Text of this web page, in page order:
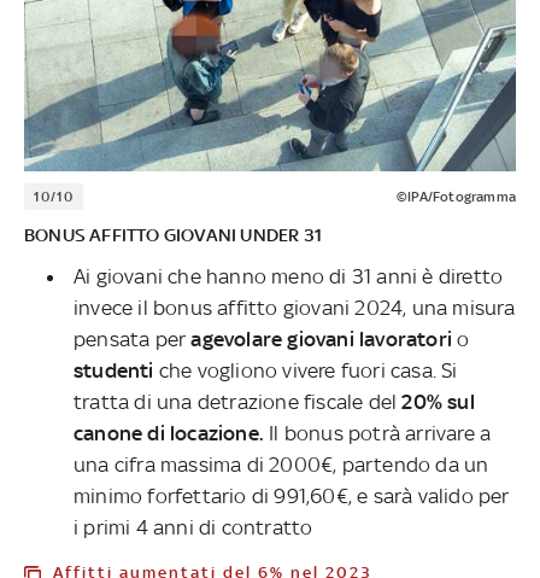
10/10 ©IPA/Fotogramma
BONUS AFFITTO GIOVANI UNDER 31
Ai giovani che hanno meno di 31 anni è diretto
invece il bonus affitto giovani 2024, una misura
pensata peragevolare giovani lavoratorio
studenti che vogliono vivere fuori casa. Si
tratta di una detrazione fiscale del20% sul
canone di locazione. Il bonus potrà arrivare a
una cifra massima di 2000€, partendo da un
minimo forfettario di 991,60€, e sarà valido per
i primi 4 anni di contratto
Affitti aumentati del 6% nel 2023